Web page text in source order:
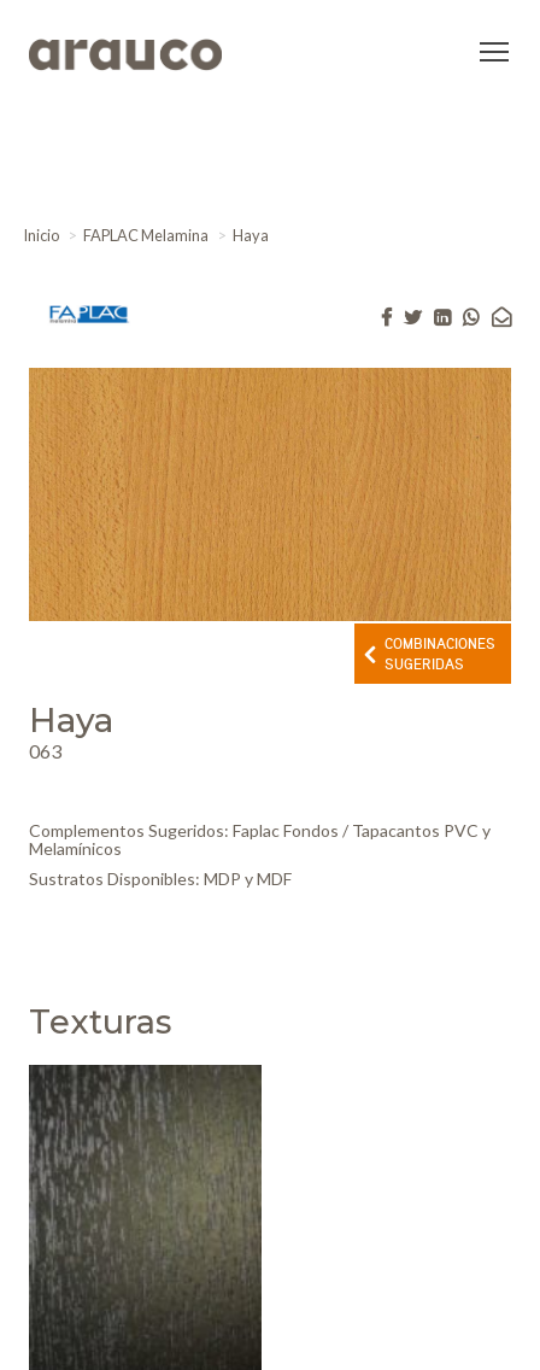
Inicio FAPLAC Melamina Haya
COMBINACIONES
SUGERIDAS
Haya
063
Complementos Sugeridos: Faplac Fondos / Tapacantos PVC y
Melamínicos
Sustratos Disponibles: MDP y MDF
Texturas